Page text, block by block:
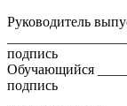
Руководитель
подпись
Обучающийся
подпись